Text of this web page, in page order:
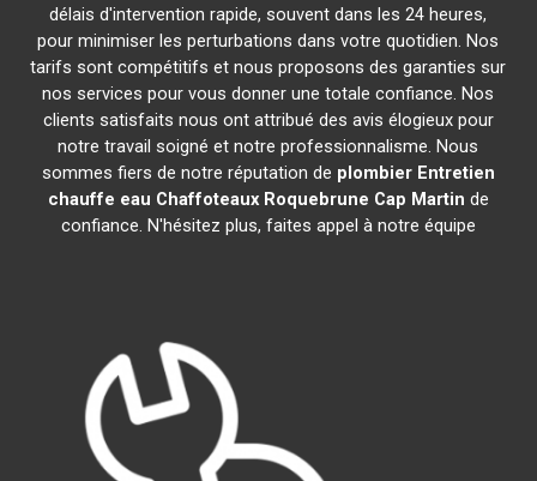
délais d'intervention rapide, souvent dans les 24 heures,
pour minimiser les perturbations dans votre quotidien. Nos
tarifs sont compétitifs et nous proposons des garanties sur
nos services pour vous donner une totale confiance. Nos
clients satisfaits nous ont attribué des avis élogieux pour
notre travail soigné et notre professionnalisme. Nous
sommes fiers de notre réputation de plombier Entretien
chauffe eau Chaffoteaux Roquebrune Cap Martin de
confiance. N'hésitez plus, faites appel à notre équipe